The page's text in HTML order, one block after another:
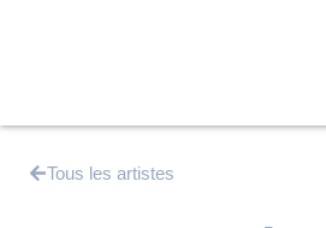
Tous les artistes